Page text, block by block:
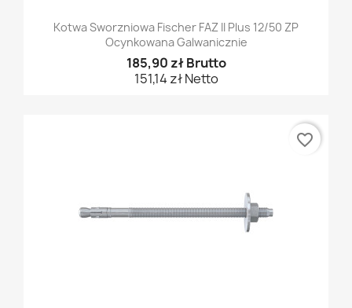
Kotwa Sworzniowa Fischer FAZ II Plus 12/50 ZP
Ocynkowana Galwanicznie
185,90 zł Brutto
151,14 zł Netto
favorite_border